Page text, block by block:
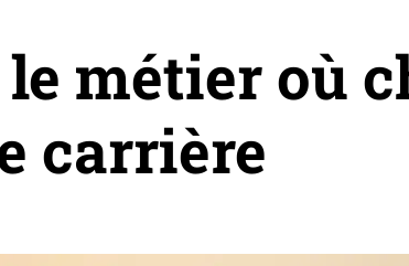
métier où
carrière